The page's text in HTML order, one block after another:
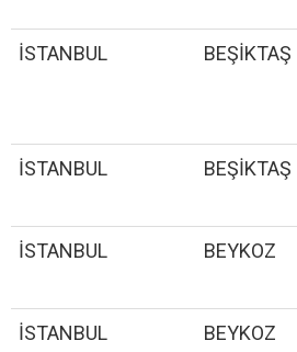
İSTANBUL BEŞİKTAŞ
İSTANBUL BEŞİKTAŞ
İSTANBUL BEYKOZ
İSTANBUL BEYKOZ